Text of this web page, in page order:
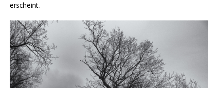
erscheint.